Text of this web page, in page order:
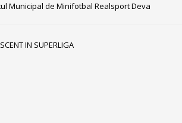
Municipal de Minifotbal Realsport Deva